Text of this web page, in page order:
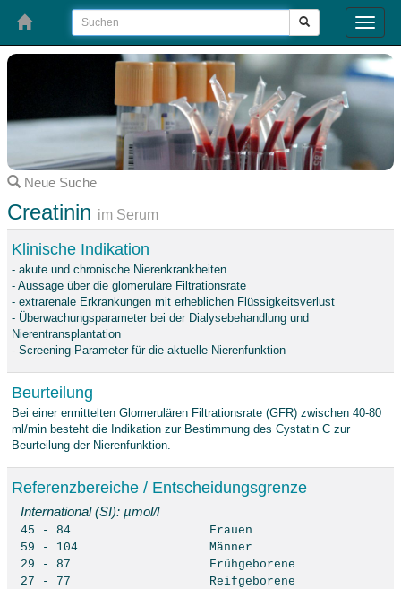
Toggle
Neue Suche
Creatinin im Serum
Klinische Indikation
- akute und chronische Nierenkrankheiten
- Aussage über die glomeruläre Filtrationsrate
- extrarenale Erkrankungen mit erheblichen Flüssigkeitsverlust
- Überwachungsparameter bei der Dialysebehandlung und
Nierentransplantation
- Screening-Parameter für die aktuelle Nierenfunktion
Beurteilung
Bei einer ermittelten Glomerulären Filtrationsrate (GFR) zwischen 40-80
ml/min besteht die Indikation zur Bestimmung des Cystatin C zur
Beurteilung der Nierenfunktion.
Referenzbereiche / Entscheidungsgrenze
International (SI): µmol/l
45 - 84
59 - 104
29 - 87
27 - 77
Frauen
Männer
Frühgeborene
Reifgeborene